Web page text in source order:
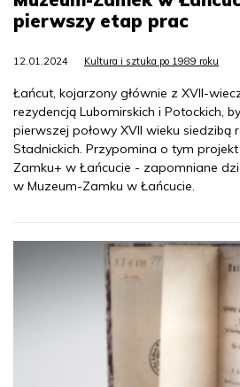
pierwszy etap prac
12.01.2024 Kultura i sztuka po 1989 roku
Łańcut, kojarzony głównie z XVII-
rezydencją Lubomirskich i Potockich,
pierwszej połowy XVII wieku siedzibą
Stadnickich. Przypomina o tym
Zamku+ w Łańcucie - zapomniane
w Muzeum-Zamku w Łańcucie.